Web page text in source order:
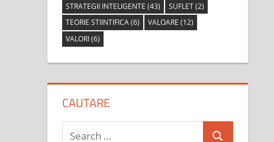
STRATEGII INTELIGENTE (43) SUFLET(2)
TEORIE STIINTIFICA(6) VALOARE (12)
VALORI(6)
CAUTARE
Search